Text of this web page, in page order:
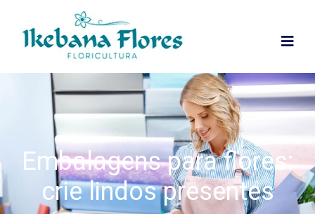
Embalagens para flores:
crie lindos presentes